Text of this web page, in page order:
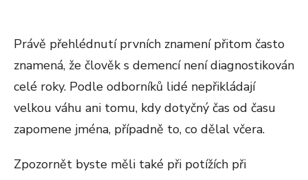
Právě přehlédnutí prvních znamení přitom často
znamená, že člověk s demencí není diagnostikován
celé roky. Podle odborníků lidé nepřikládají
velkou váhu ani tomu, kdy dotyčný čas od času
zapomene jména, případně to, co dělal včera.
Zpozornět byste měli také při potížích při